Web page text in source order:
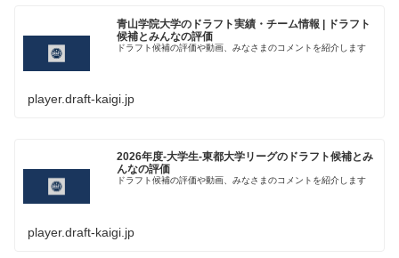
青山学院大学のドラフト実績・チーム情報 | ドラフト
候補とみんなの評価
ドラフト候補の評価や動画、みなさまのコメントを紹介します
player.draft-kaigi.jp
2026年度-大学生-東都大学リーグのドラフト候補とみ
んなの評価
ドラフト候補の評価や動画、みなさまのコメントを紹介します
player.draft-kaigi.jp